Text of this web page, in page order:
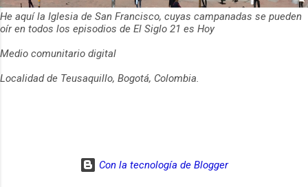
He aquí la Iglesia de San Francisco, cuyas campanadas se pueden
oír en todos los episodios de El Siglo 21 es Hoy
Medio comunitario digital
Localidad de Teusaquillo, Bogotá, Colombia.
Con la tecnología de Blogger